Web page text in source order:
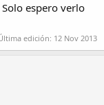
espero verlo
edición: 12 Nov 2013